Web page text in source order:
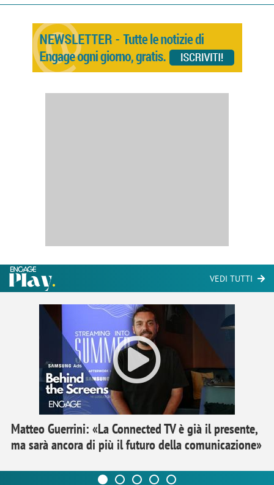
VEDI TUTTI
Matteo Guerrini: «La Connected TV è già il presente,
ma sarà ancora di più il futuro della comunicazione»